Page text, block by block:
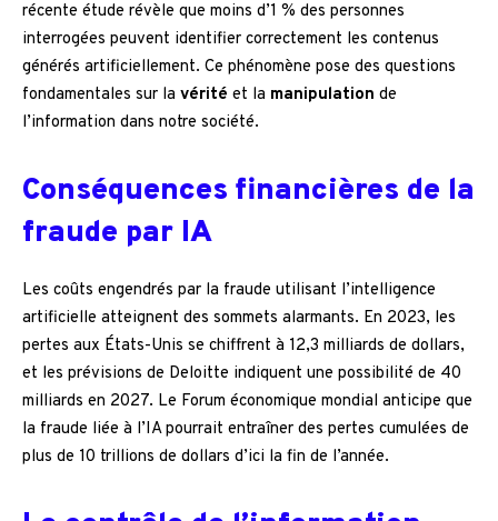
récente étude révèle que moins d’1 % des personnes
interrogées peuvent identifier correctement les contenus
générés artificiellement. Ce phénomène pose des questions
fondamentales sur la vérité et la manipulation de
l’information dans notre société.
Conséquences financières de la
fraude par IA
Les coûts engendrés par la fraude utilisant l’intelligence
artificielle atteignent des sommets alarmants. En 2023, les
pertes aux États-Unis se chiffrent à 12,3 milliards de dollars,
et les prévisions de Deloitte indiquent une possibilité de 40
milliards en 2027. Le Forum économique mondial anticipe que
la fraude liée à l’IA pourrait entraîner des pertes cumulées de
plus de 10 trillions de dollars d’ici la fin de l’année.